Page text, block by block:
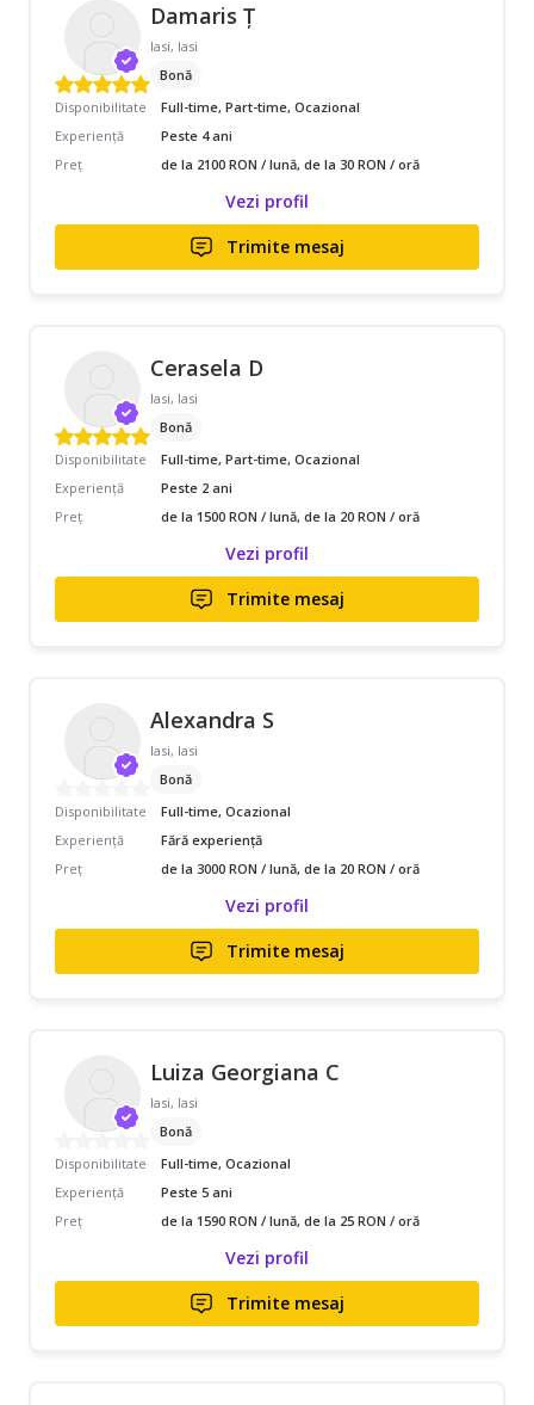
Damaris Ț
Iasi, Iasi
Bonă
Disponibilitate
Full-time, Part-time, Ocazional
Experiență
Peste 4 ani
Preț
de la 2100 RON / lună, de la 30 RON / oră
Vezi profil
Trimite mesaj
Cerasela D
Iasi, Iasi
Bonă
Disponibilitate
Full-time, Part-time, Ocazional
Experiență
Peste 2 ani
Preț
de la 1500 RON / lună, de la 20 RON / oră
Vezi profil
Trimite mesaj
Alexandra S
Iasi, Iasi
Bonă
Disponibilitate
Full-time, Ocazional
Experiență
Fără experiență
Preț
de la 3000 RON / lună, de la 20 RON / oră
Vezi profil
Trimite mesaj
Luiza Georgiana C
Iasi, Iasi
Bonă
Disponibilitate
Full-time, Ocazional
Experiență
Peste 5 ani
Preț
de la 1590 RON / lună, de la 25 RON / oră
Vezi profil
Trimite mesaj